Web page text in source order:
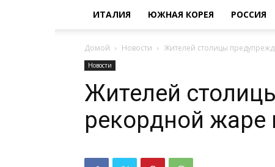
ИТАЛИЯ ЮЖНАЯ КОРЕЯ РОССИЯ
Домой Новости Жителей столицы
Новости
Жителей
рекордной жаре